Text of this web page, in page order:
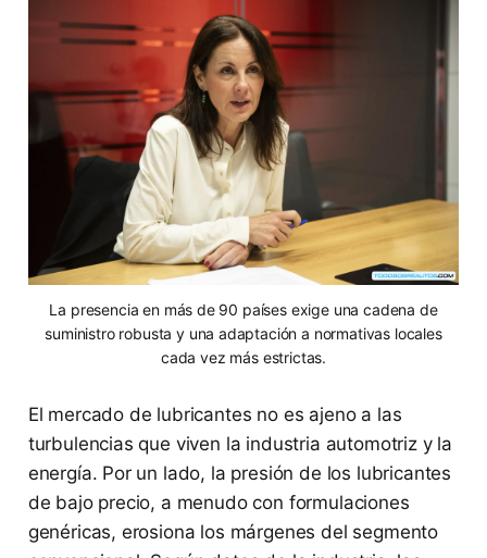
La presencia en más de 90 países exige una cadena de
suministro robusta y una adaptación a normativas locales
cada vez más estrictas.
El mercado de lubricantes no es ajeno a las
turbulencias que viven la industria automotriz y la
energía. Por un lado, la presión de los lubricantes
de bajo precio, a menudo con formulaciones
genéricas, erosiona los márgenes del segmento